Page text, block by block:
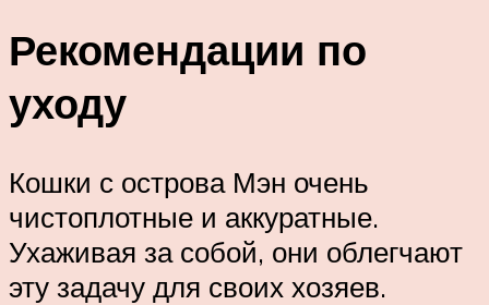
Рекомендации по
уходу
Кошки с острова Мэн очень
чистоплотные и аккуратные.
Ухаживая за собой, они облегчают
эту задачу для своих хозяев.